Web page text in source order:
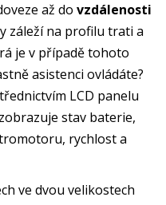
až do vzdálenosti
záleží na profilu trati a
je v případě tohoto
asistenci ovládáte?
LCD panelu
stav baterie,
rychlost a
ve dvou velikostech